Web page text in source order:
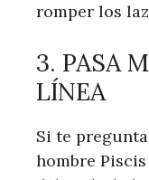
romper los
3. PASA
LÍNEA
Si te
hombre